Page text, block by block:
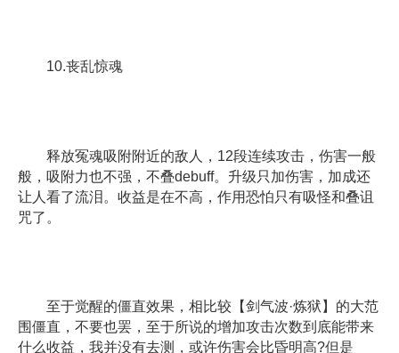
10.丧乱惊魂
释放冤魂吸附附近的敌人，12段连续攻击，伤害一般
般，吸附力也不强，不叠debuff。升级只加伤害，加成还
让人看了流泪。收益是在不高，作用恐怕只有吸怪和叠诅
咒了。
至于觉醒的僵直效果，相比较【剑气波·炼狱】的大范
围僵直，不要也罢，至于所说的增加攻击次数到底能带来
什么收益，我并没有去测，或许伤害会比昏明高?但是